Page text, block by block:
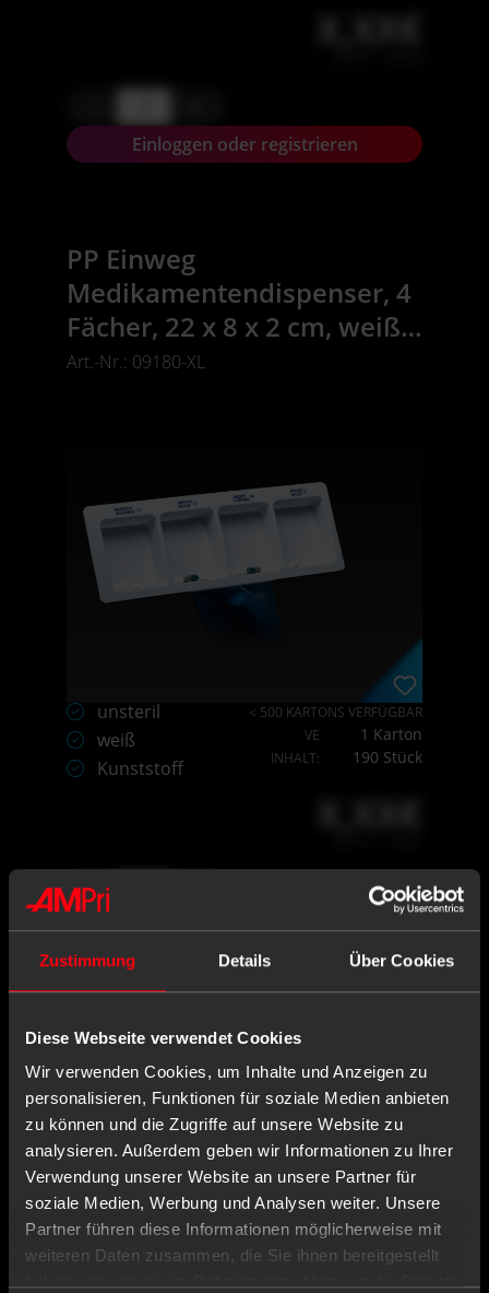
Zustimmung Details Über Cookies
Diese Webseite verwendet Cookies
Wir verwenden Cookies, um Inhalte und Anzeigen zu
personalisieren, Funktionen für soziale Medien anbieten
zu können und die Zugriffe auf unsere Website zu
analysieren. Außerdem geben wir Informationen zu Ihrer
Verwendung unserer Website an unsere Partner für
soziale Medien, Werbung und Analysen weiter. Unsere
Partner führen diese Informationen möglicherweise mit
weiteren Daten zusammen, die Sie ihnen bereitgestellt
X,XX€
Einloggen oder registrieren
PP Einweg
Medikamentendispenser, 4
Fächer, 22 x 8 x 2 cm, weiß,
Med-Comfort
Art.-Nr.: 09180-XL
unsteril
weiß
Kunststoff
< 500 KARTONS VERFÜGBAR
VE
1 Karton
INHALT: 190 Stück
X,XX€
-
Einloggen oder registrieren
PP Einweg
Medikamentendispenser, 4
Fächer, 22,2 x 6 x 1,5 cm,
blau, Med-Comfort
Art.-Nr.: 09180-B